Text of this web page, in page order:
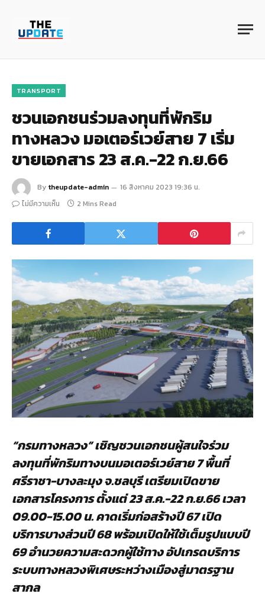
TRANSPORT
ชวนเอกชนร่วมลงทุนที่พักริม
ทางหลวง มอเตอร์เวย์สาย 7 เริ่ม
ขายเอกสาร 23 ส.ค.-22 ก.ย.66
By theupdate-admin
16 สิงหาคม 2023 19:36 น.
ไม่มีความเห็น
2 Mins Read
“กรมทางหลวง” เชิญชวนเอกชนผู้สนใจร่วม
ลงทุนที่พักริมทางบนมอเตอร์เวย์สาย 7 พื้นที่
ศรีราชา-บางละมุง จ.ชลบุรี เตรียมเปิดขาย
เอกสารโครงการ ตั้งแต่ 23 ส.ค.-22 ก.ย.66 เวลา
09.00-15.00 น. คาดเริ่มก่อสร้างปี 67 เปิด
บริการบางส่วนปี 68 พร้อมเปิดให้ใช้เต็มรูปแบบปี
69 อำนวยความสะดวกผู้ใช้ทาง อัปเกรดบริการ
ระบบทางหลวงพิเศษระหว่างเมืองสู่มาตรฐาน
สากล